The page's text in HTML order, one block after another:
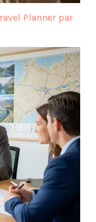
Planner par